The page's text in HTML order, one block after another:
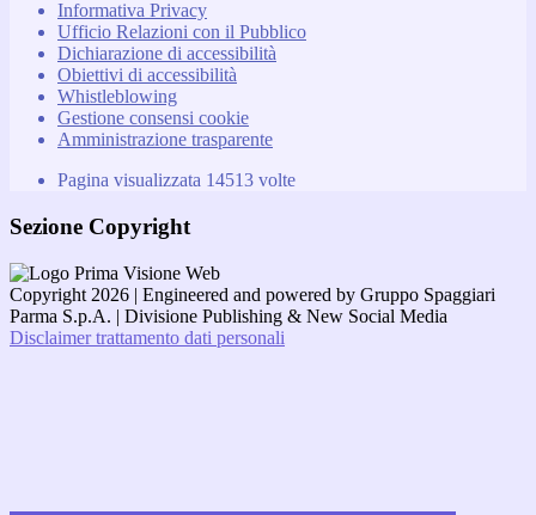
Informativa Privacy
Ufficio Relazioni con il Pubblico
Dichiarazione di accessibilità
Obiettivi di accessibilità
Whistleblowing
Gestione consensi cookie
Amministrazione trasparente
Pagina visualizzata 14513 volte
Sezione Copyright
Copyright 2026 | Engineered and powered by Gruppo Spaggiari
Parma S.p.A. | Divisione Publishing & New Social Media
Disclaimer trattamento dati personali